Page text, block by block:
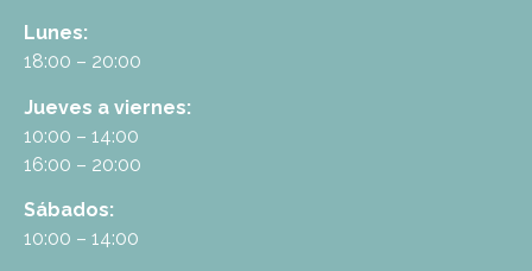
Lunes:
18:00 – 20:00
Jueves a viernes:
10:00 – 14:00
16:00 – 20:00
Sábados:
10:00 – 14:00